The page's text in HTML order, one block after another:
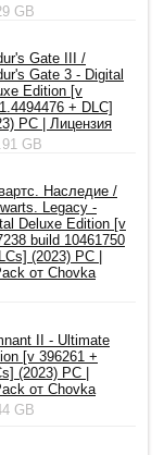
GB
Gate III /
Gate 3 - Digital
Edition [v
+ DLC]
PC | Лицензия
GB
Наследие /
Legacy -
Deluxe Edition [v
build 10461750
(2023) PC |
от Chovka
II - Ultimate
[v 396261 +
(2023) PC |
от Chovka
GB